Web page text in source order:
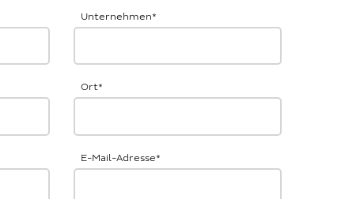
Unternehmen*
Ort*
E-Mail-Adresse*